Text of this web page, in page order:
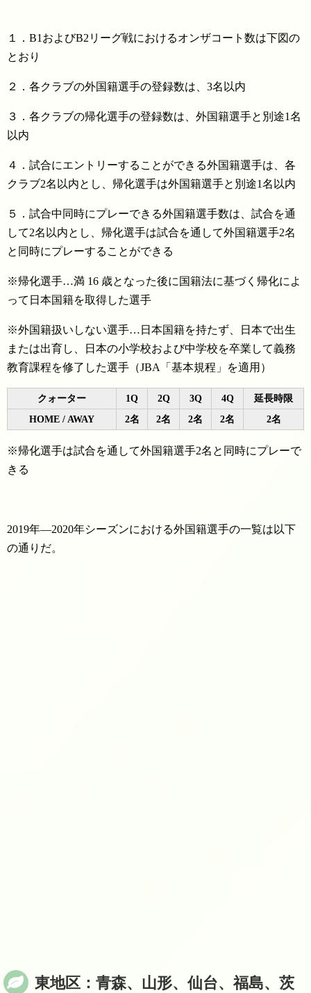
１．B1およびB2リーグ戦におけるオンザコート数は下図の
とおり
２．各クラブの外国籍選手の登録数は、3名以内
３．各クラブの帰化選手の登録数は、外国籍選手と別途1名
以内
４．試合にエントリーすることができる外国籍選手は、各
クラブ2名以内とし、帰化選手は外国籍選手と別途1名以内
５．試合中同時にプレーできる外国籍選手数は、試合を通
して2名以内とし、帰化選手は試合を通して外国籍選手2名
と同時にプレーすることができる
※帰化選手…満 16 歳となった後に国籍法に基づく帰化によ
って日本国籍を取得した選手
※外国籍扱いしない選手…日本国籍を持たず、日本で出生
または出育し、日本の小学校および中学校を卒業して義務
教育課程を修了した選手（JBA「基本規程」を適用）
クォーター 1Q 2Q 3Q 4Q
延長時限
HOME / AWAY
2名 2名 2名 2名 2名
※帰化選手は試合を通して外国籍選手2名と同時にプレーで
きる
2019年―2020年シーズンにおける外国籍選手の一覧は以下
の通りだ。
東地区：青森、山形、仙台、福島、茨